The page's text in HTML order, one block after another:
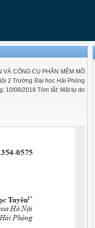
CÔNG CỤ PHẦN MỀM MÔ
2 Trường Đại học Hải Phòng
10/08/2018 Tóm tắt: Mặt tự do